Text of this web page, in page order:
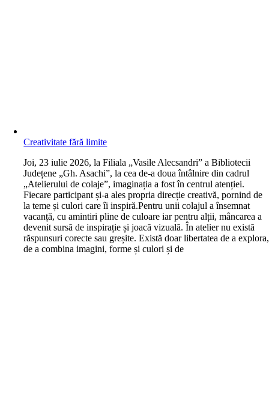
Creativitate fără limite
Joi, 23 iulie 2026, la Filiala „Vasile Alecsandri” a Bibliotecii
Județene „Gh. Asachi”, la cea de-a doua întâlnire din cadrul
„Atelierului de colaje”, imaginația a fost în centrul atenției.
Fiecare participant și-a ales propria direcție creativă, pornind de
la teme și culori care îi inspiră.Pentru unii colajul a însemnat
vacanță, cu amintiri pline de culoare iar pentru alții, mâncarea a
devenit sursă de inspirație și joacă vizuală. În atelier nu există
răspunsuri corecte sau greșite. Există doar libertatea de a explora,
de a combina imagini, forme și culori și de